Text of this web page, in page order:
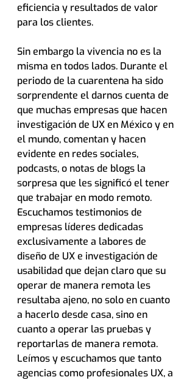
eficiencia y resultados de valor
para los clientes.
Sin embargo la vivencia no es la
misma en todos lados. Durante el
periodo de la cuarentena ha sido
sorprendente el darnos cuenta de
que muchas empresas que hacen
investigación de UX en México y en
el mundo, comentan y hacen
evidente en redes sociales,
podcasts, o notas de blogs la
sorpresa que les significó el tener
que trabajar en modo remoto.
Escuchamos testimonios de
empresas líderes dedicadas
exclusivamente a labores de
diseño de UX e investigación de
usabilidad que dejan claro que su
operar de manera remota les
resultaba ajeno, no solo en cuanto
a hacerlo desde casa, sino en
cuanto a operar las pruebas y
reportarlas de manera remota.
Leímos y escuchamos que tanto
agencias como profesionales UX, a